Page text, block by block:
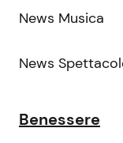
News Musica
News
Benessere